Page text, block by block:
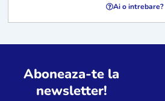
Ai o intrebare?
Aboneaza-te la
newsletter!